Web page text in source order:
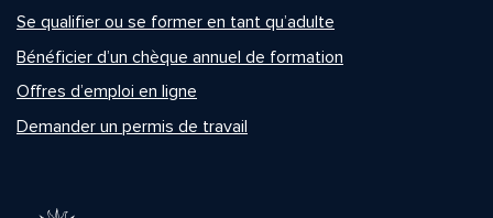
Se qualifier ou se former en tant qu’adulte
Bénéficier d’un chèque annuel de formation
Offres d’emploi en ligne
Demander un permis de travail